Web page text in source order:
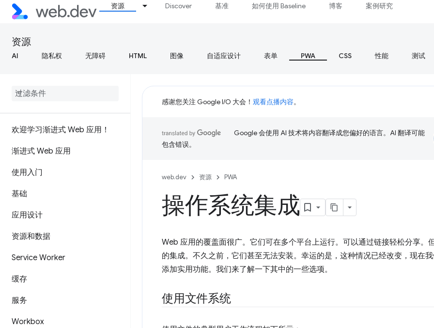
资源 Discover 基准 如何使用 Baseline 博客 案例研究
资源
AI 隐私权 无障碍 HTML 图像 自适应设计 表单 PWA CSS 性能 测试
欢迎学习渐进式 Web 应用！
渐进式 Web 应用
使用入门
基础
应用设计
资源和数据
Service Worker
缓存
服务
Workbox
感谢您关注 Google I/O 大会！ 观看点播内容。
Google 会使用 AI 技术将内容翻译成您偏好的语言。AI 翻译可能
包含错误。
web.dev 资源 PWA
操作系统集成
Web 应用的覆盖面很广。它们可在多个平台上运行。可以通过链接轻松分享。
的集成。不久之前，它们甚至无法安装。幸运的是，这种情况已经改变，现在
添加实用功能。我们来了解一下其中的一些选项。
使用文件系统